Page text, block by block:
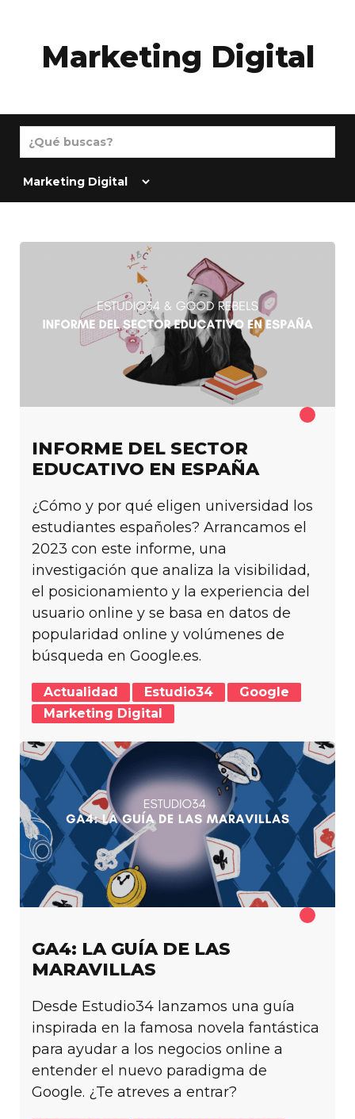
Marketing Digital
INFORME DEL SECTOR
EDUCATIVO EN ESPAÑA
¿Cómo y por qué eligen universidad los
estudiantes españoles? Arrancamos el
2023 con este informe, una
investigación que analiza la visibilidad,
el posicionamiento y la experiencia del
usuario online y se basa en datos de
popularidad online y volúmenes de
búsqueda en Google.es.
Actualidad Estudio34
Google
Marketing Digital
GA4: LA GUÍA DE LAS
MARAVILLAS
Desde Estudio34 lanzamos una guía
inspirada en la famosa novela fantástica
para ayudar a los negocios online a
entender el nuevo paradigma de
Google. ¿Te atreves a entrar?